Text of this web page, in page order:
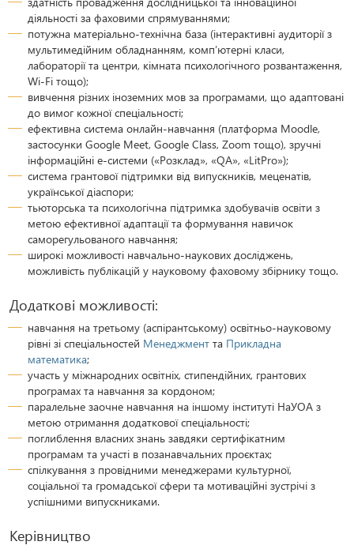
діяльності за фаховими спрямуваннями;
потужна матеріально-технічна база (інтерактивні аудиторії з
мультимедійним обладнанням, комп’ютерні класи,
лабораторії та центри, кімната психологічного розвантаження,
Wi-Fi тощо);
вивчення різних іноземних мов за програмами, що адаптовані
до вимог кожної спеціальності;
ефективна система онлайн-навчання (платформа Moodle,
застосунки Google Meet, Google Class, Zoom тощо), зручні
інформаційні е-системи («Розклад», «QA», «LitPro»);
система грантової підтримки від випускників, меценатів,
української діаспори;
тьюторська та психологічна підтримка здобувачів освіти з
метою ефективної адаптації та формування навичок
саморегульованого навчання;
широкі можливості навчально-наукових досліджень,
можливість публікацій у науковому фаховому збірнику тощо.
Додаткові можливості:
навчання на третьому (аспірантському) освітньо-науковому
рівні зі спеціальностей Менеджмент та Прикладна
математика;
участь у міжнародних освітніх, стипендійних, грантових
програмах та навчання за кордоном;
паралельне заочне навчання на іншому інституті НаУОА з
метою отримання додаткової спеціальності;
поглиблення власних знань завдяки сертифікатним
програмам та участі в позанавчальних проєктах;
спілкування з провідними менеджерами культурної,
соціальної та громадської сфери та мотиваційні зустрічі з
успішними випускниками.
Керівництво